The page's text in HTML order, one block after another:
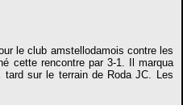
le club amstellodamois contre les
cette rencontre par 3-1. Il marqua
sur le terrain de Roda JC. Les